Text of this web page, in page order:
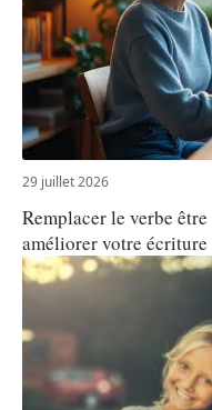
29 juillet 2026
Remplacer le verbe
améliorer votre écriture